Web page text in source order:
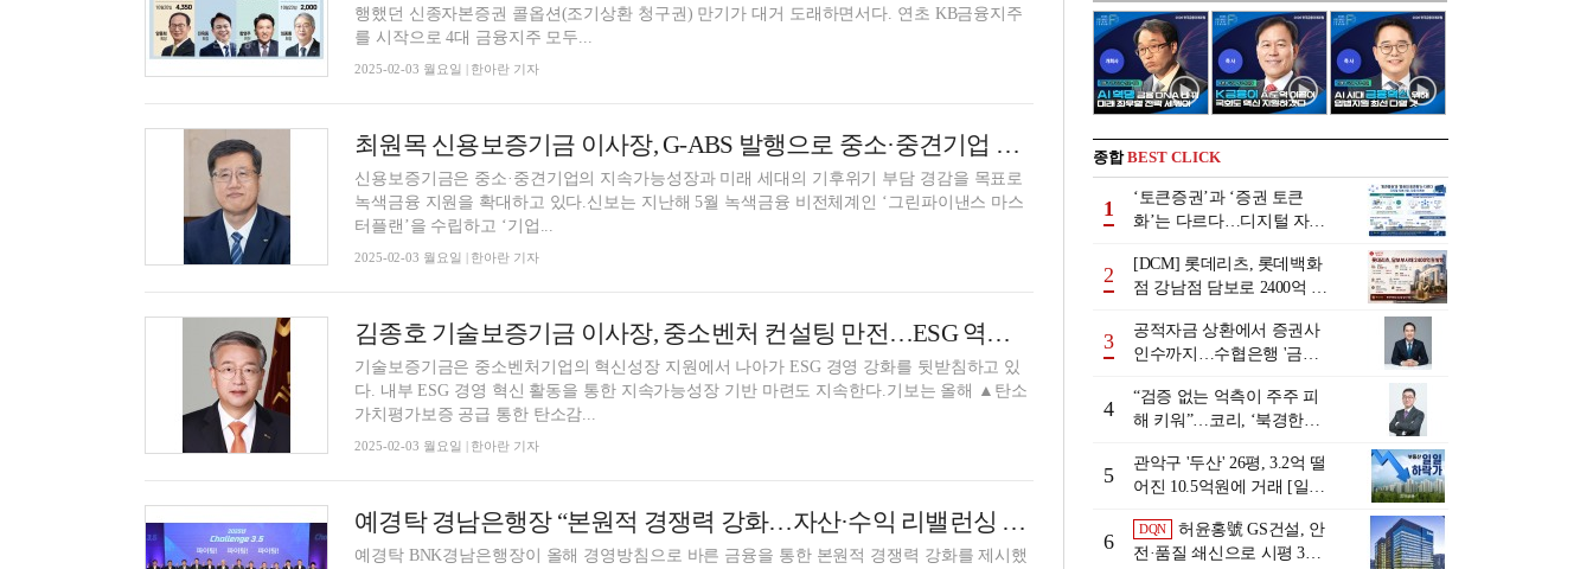
행했던 신종자본증권 콜옵션(조기상환 청구권) 만기가 대거 도래하면서다. 연초 KB금융지주
를 시작으로 4대 금융지주 모두...
2025-02-03 월요일 | 한아란 기자
최원목 신용보증기금 이사장, G-ABS 발행으로 중소·중견기업 녹색금융 지원 [금융공기업 ESG 성과]
신용보증기금은 중소·중견기업의 지속가능성장과 미래 세대의 기후위기 부담 경감을 목표로
녹색금융 지원을 확대하고 있다.신보는 지난해 5월 녹색금융 비전체계인 ‘그린파이낸스 마스
터플랜’을 수립하고 ‘기업...
2025-02-03 월요일 | 한아란 기자
김종호 기술보증기금 이사장, 중소벤처 컨설팅 만전…ESG 역량 확보 뒷받침 [금융공기업 ESG 성과]
기술보증기금은 중소벤처기업의 혁신성장 지원에서 나아가 ESG 경영 강화를 뒷받침하고 있
다. 내부 ESG 경영 혁신 활동을 통한 지속가능성장 기반 마련도 지속한다.기보는 올해 ▲탄소
가치평가보증 공급 통한 탄소감...
2025-02-03 월요일 | 한아란 기자
예경탁 경남은행장 “본원적 경쟁력 강화…자산·수익 리밸런싱 지속”
예경탁 BNK경남은행장이 올해 경영방침으로 바른 금융을 통한 본원적 경쟁력 강화를 제시했
종합BEST CLICK
1
‘토큰증권’과 ‘증권 토큰
화’는 다르다…디지털 자본
2
[DCM] 롯데리츠, 롯데백화
점 강남점 담보로 2400억 조
3
공적자금 상환에서 증권사
인수까지…수협은행 '금융
행 금융그룹의 꿈①]
4
“검증 없는 억측이 주주 피
해 키워”…코리, ‘북경한미
5
관악구 '두산' 26평, 3.2억 떨
어진 10.5억원에 거래 [일일
6
DQN
허윤홍號 GS건설, 안
전·품질 쇄신으로 시평 3위